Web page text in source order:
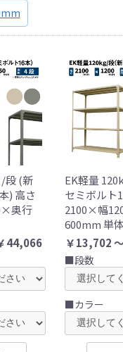
段 (新
) 高さ
奥行
44,066
EK軽量
セミボルト
2100×幅
600mm 単
￥13,702
■段数
■カラー